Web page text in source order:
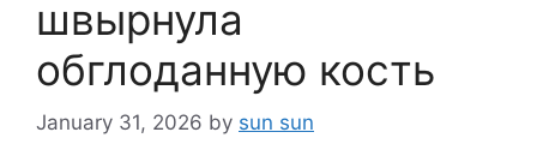
швырнула
обглоданную кость
January 31, 2026 by sun sun